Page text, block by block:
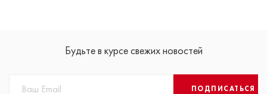
Будьте в курсе свежих новостей
ПОДПИСАТЬСЯ